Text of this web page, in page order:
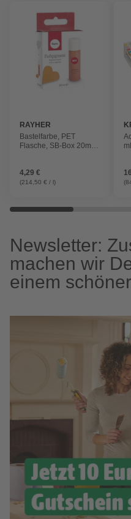
RAYHER
Bastelfarbe, PET
Flasche, SB-Box 20ml,
4,29 €
(214,50 € / l)
Newsletter:
machen wir
einem